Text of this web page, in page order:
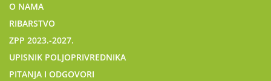
O NAMA
RIBARSTVO
ZPP 2023.-2027.
UPISNIK POLJOPRIVREDNIKA
PITANJA I ODGOVORI